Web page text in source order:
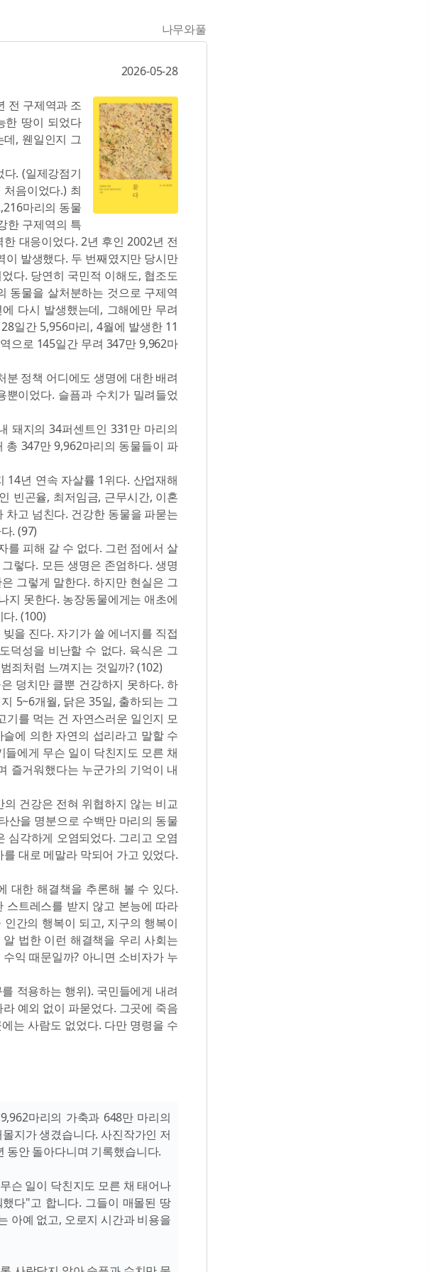
나무와풀
2026-05-28
전 구제역과 조
한 땅이 되었다
, 웬일인지 그
. (일제강점기
음이었다.) 최
마리의 동물
한 구제역의 특
대응이었다. 2년 후인 2002년 전
발생했다. 두 번째였지만 당시만
다. 당연히 국민적 이해도, 협조도
동물을 살처분하는 것으로 구제역
다시 발생했는데, 그해에만 무려
일간 5,956마리, 4월에 발생한 11
으로 145일간 무려 347만 9,962마
정책 어디에도 생명에 대한 배려
이었다. 슬픔과 수치가 밀려들었
돼지의 34퍼센트인 331만 마리의
347만 9,962마리의 동물들이 파
14년 연속 자살률 1위다. 산업재해
빈곤율, 최저임금, 근무시간, 이혼
고 넘친다. 건강한 동물을 파묻는
. (97)
를 피해 갈 수 없다. 그런 점에서 살
렇다. 모든 생명은 존엄하다. 생명
그렇게 말한다. 하지만 현실은 그
지 못한다. 농장동물에게는 애초에
. (100)
을 진다. 자기가 쓸 에너지를 직접
덕성을 비난할 수 없다. 육식은 그
죄처럼 느껴지는 것일까? (102)
덩치만 클뿐 건강하지 못하다. 하
5~6개월, 닭은 35일, 출하되는 그
기를 먹는 건 자연스러운 일인지 모
에 의한 자연의 섭리라고 말할 수
에게 무슨 일이 닥친지도 모른 채
즐거워했다는 누군가의 기억이 내
건강은 전혀 위협하지 않는 비교
산을 명분으로 수백만 마리의 동물
심각하게 오염되었다. 그리고 오염
대로 메말라 막되어 가고 있었다.
대한 해결책을 추론해 볼 수 있다.
스트레스를 받지 않고 본능에 따라
간의 행복이 되고, 지구의 행복이
법한 이런 해결책을 우리 사회는
익 때문일까? 아니면 소비자가 누
적용하는 행위). 국민들에게 내려
예외 없이 파묻었다. 그곳에 죽음
는 사람도 없었다. 다만 명령을 수
마리의 가축과 648만 마리의
지가 생겼습니다. 사진작가인 저
동안 돌아다니며 기록했습니다.
슨 일이 닥친지도 모른 채 태어나
다"고 합니다. 그들이 매몰된 땅
아예 없고, 오로지 시간과 비용을